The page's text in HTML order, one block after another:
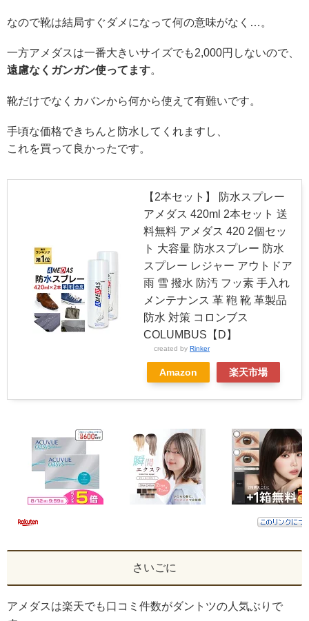
なので靴は結局すぐダメになって何の意味がなく…。
一方アメダスは一番大きいサイズでも2,000円しないので、
遠慮なくガンガン使ってます。
靴だけでなくカバンから何から使えて有難いです。
手頃な価格できちんと防水してくれますし、
これを買って良かったです。
【2本セット】 防水スプレー
アメダス 420ml 2本セット 送
料無料 アメダス 420 2個セッ
ト 大容量 防水スプレー 防水
スプレー レジャー アウトドア
雨 雪 撥水 防汚 フッ素 手入れ
メンテナンス 革 鞄 靴 革製品
防水 対策 コロンブス
COLUMBUS【D】
created by Rinker
Amazon 楽天市場
さいごに
アメダスは楽天でも口コミ件数がダントツの人気ぶりで